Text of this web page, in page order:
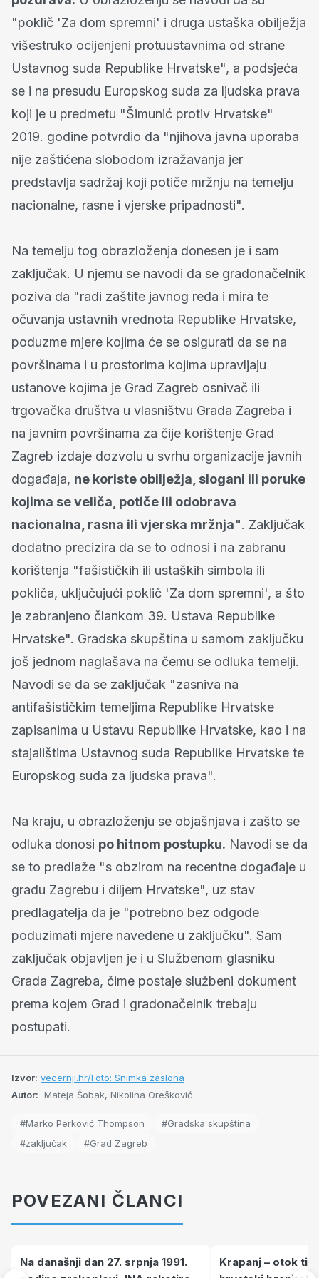
"poklič 'Za dom spremni' i druga ustaška obilježja
višestruko ocijenjeni protuustavnima od strane
Ustavnog suda Republike Hrvatske", a podsjeća
se i na presudu Europskog suda za ljudska prava
koji je u predmetu "Šimunić protiv Hrvatske"
2019. godine potvrdio da "njihova javna uporaba
nije zaštićena slobodom izražavanja jer
predstavlja sadržaj koji potiče mržnju na temelju
nacionalne, rasne i vjerske pripadnosti".
Na temelju tog obrazloženja donesen je i sam
zaključak. U njemu se navodi da se gradonačelnik
poziva da "radi zaštite javnog reda i mira te
očuvanja ustavnih vrednota Republike Hrvatske,
poduzme mjere kojima će se osigurati da se na
površinama i u prostorima kojima upravljaju
ustanove kojima je Grad Zagreb osnivač ili
trgovačka društva u vlasništvu Grada Zagreba i
na javnim površinama za čije korištenje Grad
Zagreb izdaje dozvolu u svrhu organizacije javnih
događaja, ne koriste obilježja, slogani ili poruke
kojima se veliča, potiče ili odobrava
nacionalna, rasna ili vjerska mržnja". Zaključak
dodatno precizira da se to odnosi i na zabranu
korištenja "fašističkih ili ustaških simbola ili
pokliča, uključujući poklič 'Za dom spremni', a što
je zabranjeno člankom 39. Ustava Republike
Hrvatske". Gradska skupština u samom zaključku
još jednom naglašava na čemu se odluka temelji.
Navodi se da se zaključak "zasniva na
antifašističkim temeljima Republike Hrvatske
zapisanima u Ustavu Republike Hrvatske, kao i na
stajalištima Ustavnog suda Republike Hrvatske te
Europskog suda za ljudska prava".
Na kraju, u obrazloženju se objašnjava i zašto se
odluka donosi po hitnom postupku. Navodi se da
se to predlaže "s obzirom na recentne događaje u
gradu Zagrebu i diljem Hrvatske", uz stav
predlagatelja da je "potrebno bez odgode
poduzimati mjere navedene u zaključku". Sam
zaključak objavljen je i u Službenom glasniku
Grada Zagreba, čime postaje službeni dokument
prema kojem Grad i gradonačelnik trebaju
postupati.
Izvor: vecernji.hr/Foto: Snimka zaslona
Autor: Mateja Šobak, Nikolina Orešković
#Marko Perković Thompson
#Gradska skupština
#zaključak
#Grad Zagreb
POVEZANI ČLANCI
Na današnji dan 27. srpnja 1991.
Krapanj – otok